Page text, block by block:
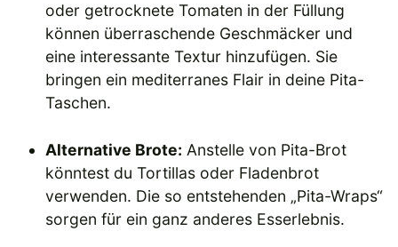
oder getrocknete Tomaten in der Füllung
können überraschende Geschmäcker und
eine interessante Textur hinzufügen. Sie
bringen ein mediterranes Flair in deine Pita-
Taschen.
Alternative Brote: Anstelle von Pita-Brot
könntest du Tortillas oder Fladenbrot
verwenden. Die so entstehenden „Pita-Wraps“
sorgen für ein ganz anderes Esserlebnis.